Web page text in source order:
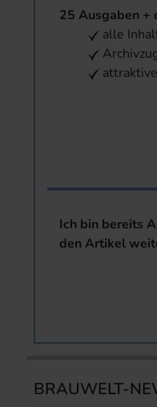
25 Ausgaben +
alle
Ich bin bereits
den Artikel
BRAUWELT-